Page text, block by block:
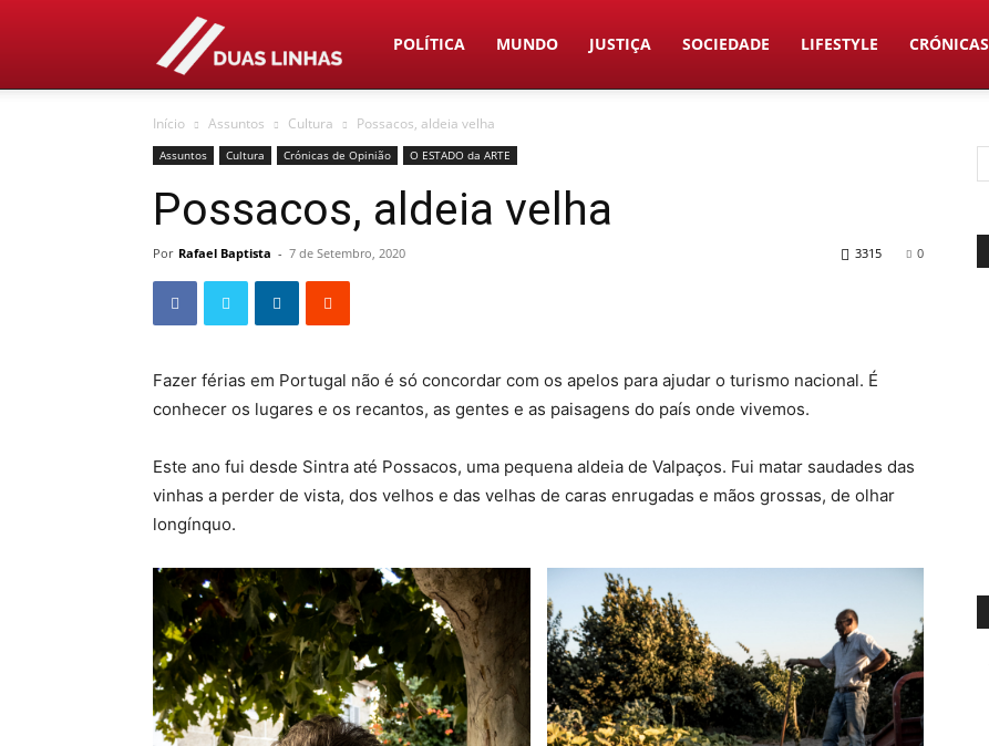
Duas
Linhas
POLÍTICA MUNDO JUSTIÇA SOCIEDADE LIFESTYLE CRÓNICAS
Início Assuntos Cultura Possacos, aldeia velha
Assuntos Cultura Crónicas de Opinião O ESTADO da ARTE
Possacos, aldeia velha
Por Rafael Baptista - 7 de Setembro, 2020 0
3315
Fazer férias em Portugal não é só concordar com os apelos para ajudar o turismo nacional. É
conhecer os lugares e os recantos, as gentes e as paisagens do país onde vivemos.
Este ano fui desde Sintra até Possacos, uma pequena aldeia de Valpaços. Fui matar saudades das
vinhas a perder de vista, dos velhos e das velhas de caras enrugadas e mãos grossas, de olhar
longínquo.